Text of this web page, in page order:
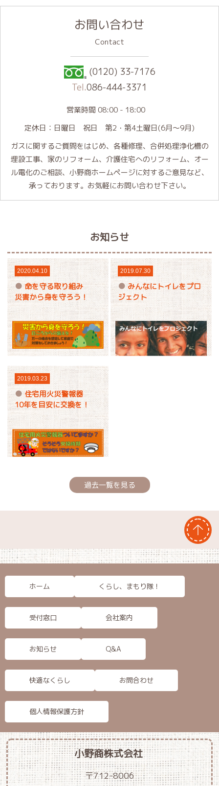
お問い合わせ
Contact
(0120) 33-7176
Tel.086-444-3371
営業時間 08:00 - 18:00
定休日：日曜日 祝日 第2・第4土曜日(6月～9月)
ガスに関するご質問をはじめ、各種修理、合併処理浄化槽の
埋設工事、家のリフォーム、介護住宅へのリフォーム、オー
ル電化のご相談、小野商ホームページに対するご意見など、
承っております。お気軽にお問い合わせ下さい。
お知らせ
2020.04.10
命を守る取り組み
災害から身を守ろう！
2019.07.30
みんなにトイレをプロ
ジェクト
2019.03.23
住宅用火災警報器
10年を目安に交換を！
過去一覧を見る
ホーム くらし、まもり隊！
受付窓口 会社案内
お知らせ Q&A
快適なくらし お問合わせ
個人情報保護方針
小野商株式会社
〒712-8006